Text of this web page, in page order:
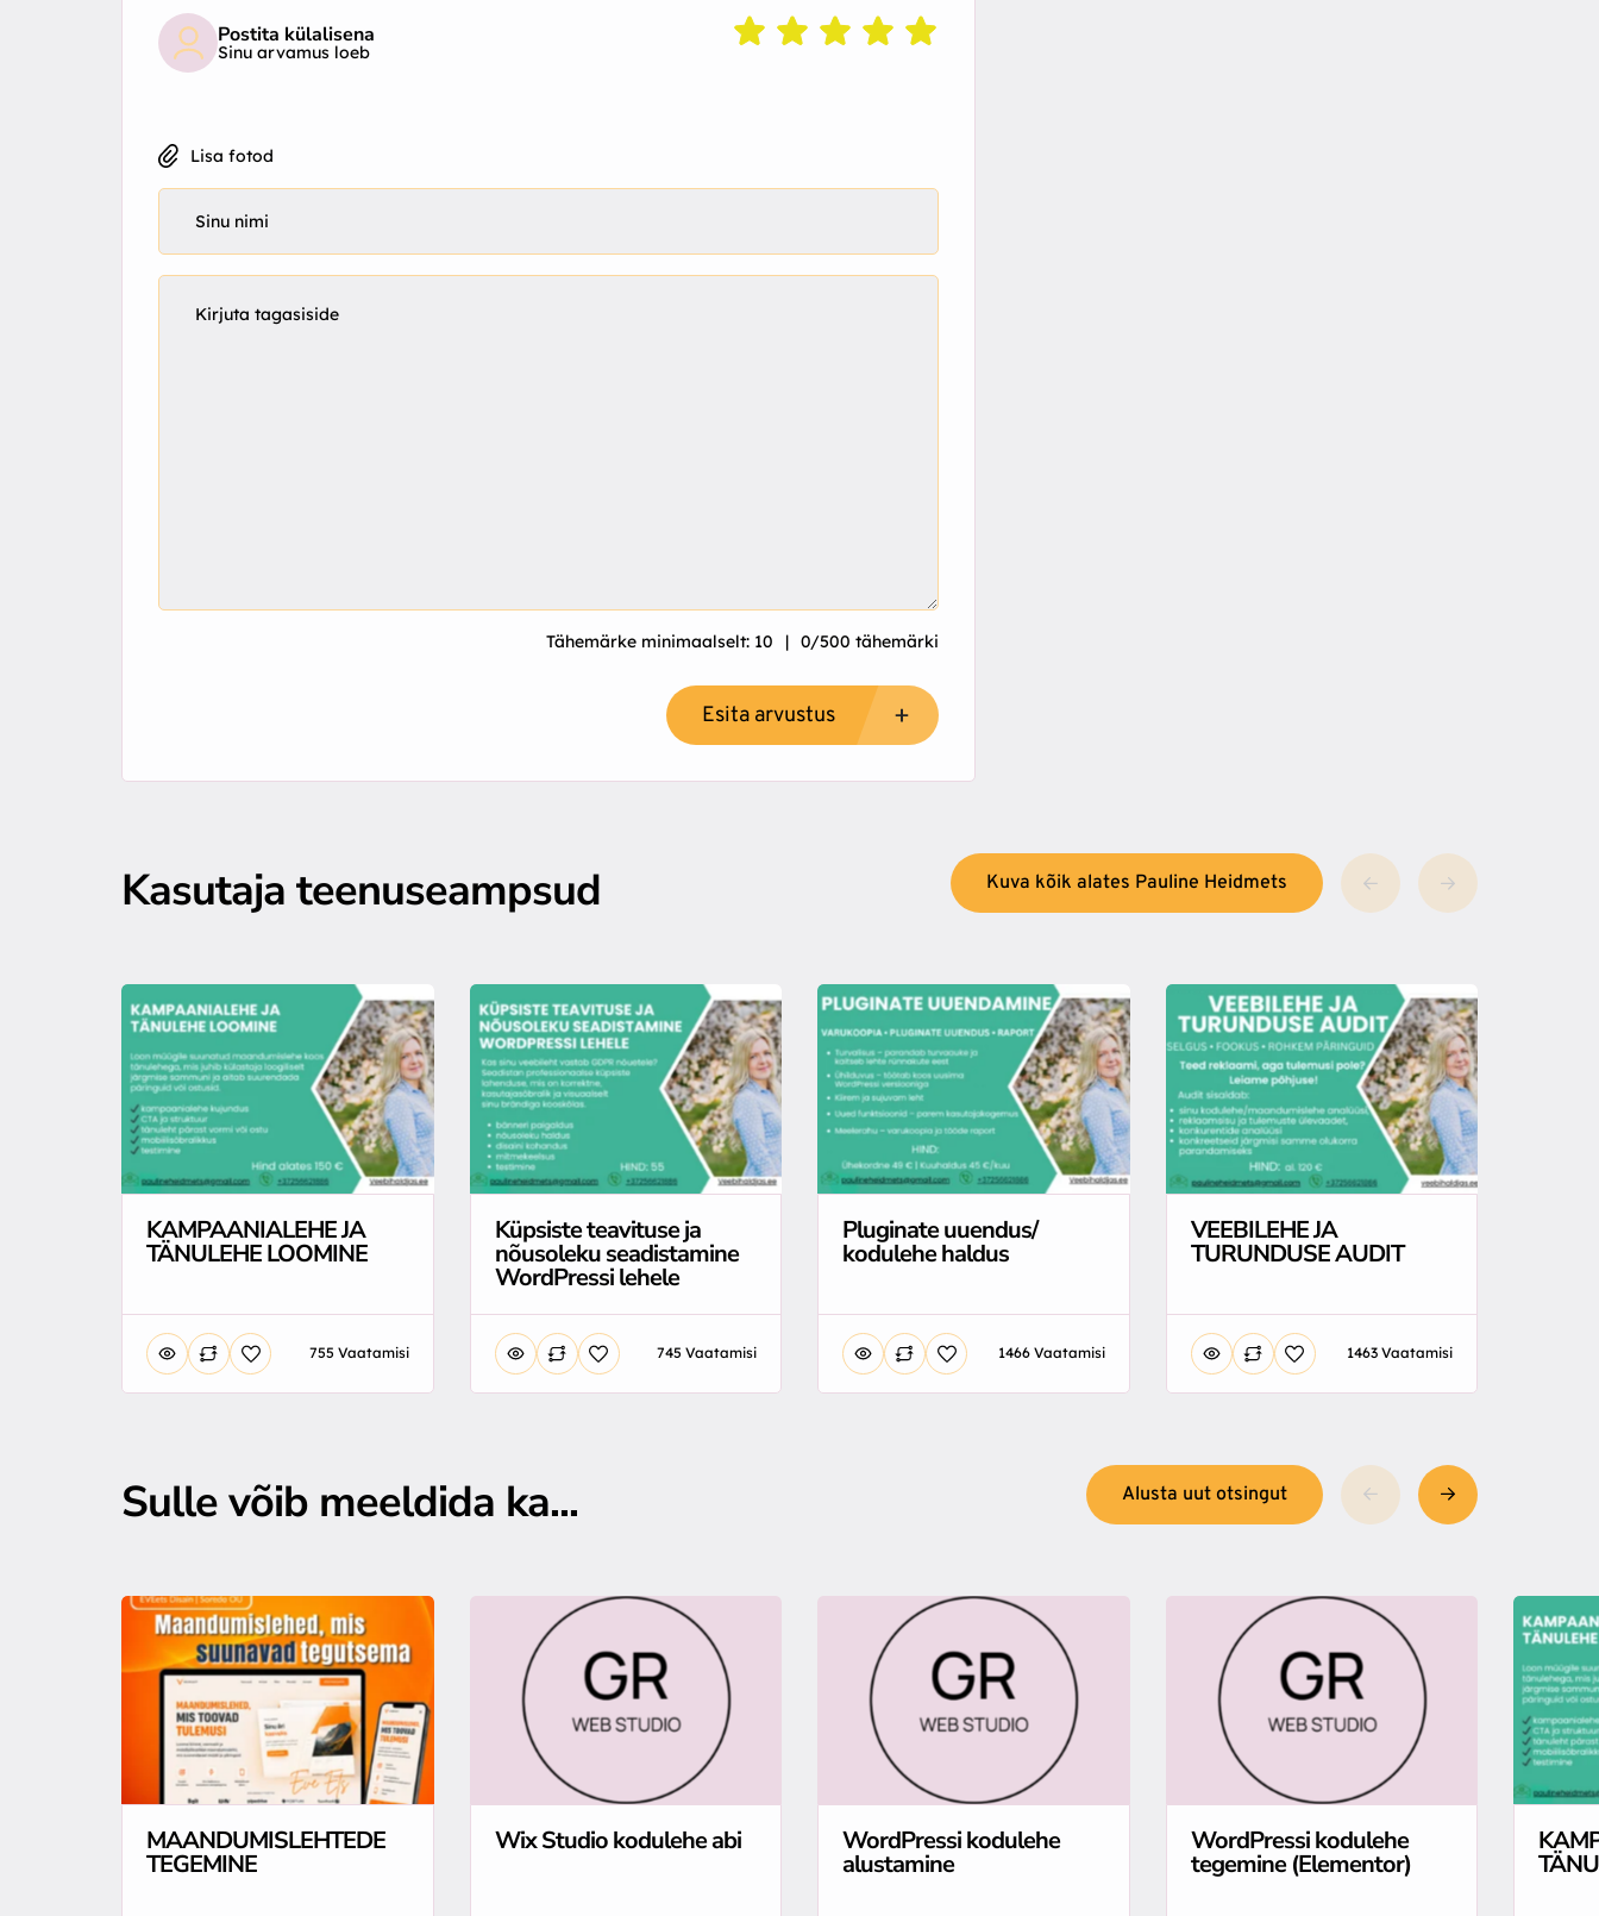
Postita külalisena
Sinu arvamus loeb
Lisa fotod
Tähemärke minimaalselt: 10 0/500 tähemärki
Esita arvustus
Kasutaja teenuseampsud Kuva kõik alates Pauline Heidmets
KAMPAANIALEHE JA
TÄNULEHE LOOMINE
755 Vaatamisi
Küpsiste teavituse ja
nõusoleku seadistamine
WordPressi lehele
745 Vaatamisi
Pluginate uuendus/
kodulehe haldus
1466 Vaatamisi
VEEBILEHE JA
TURUNDUSE AUDIT
1463 Vaatamisi
Sulle võib meeldida ka... Alusta uut otsingut
MAANDUMISLEHTEDE
TEGEMINE
Wix Studio kodulehe abi WordPressi kodulehe
alustamine
WordPressi kodulehe
tegemine (Elementor)